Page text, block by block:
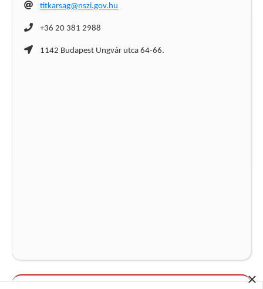
×
titkarsag@nszi.gov.hu
+36 20 381 2988
1142 Budapest Ungvár utca 64-66.